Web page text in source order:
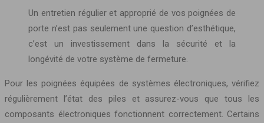
Un entretien régulier et approprié de vos poignées de
porte n’est pas seulement une question d’esthétique,
c’est un investissement dans la sécurité et la
longévité de votre système de fermeture.
Pour les poignées équipées de systèmes électroniques, vérifiez
régulièrement l’état des piles et assurez-vous que tous les
composants électroniques fonctionnent correctement. Certains